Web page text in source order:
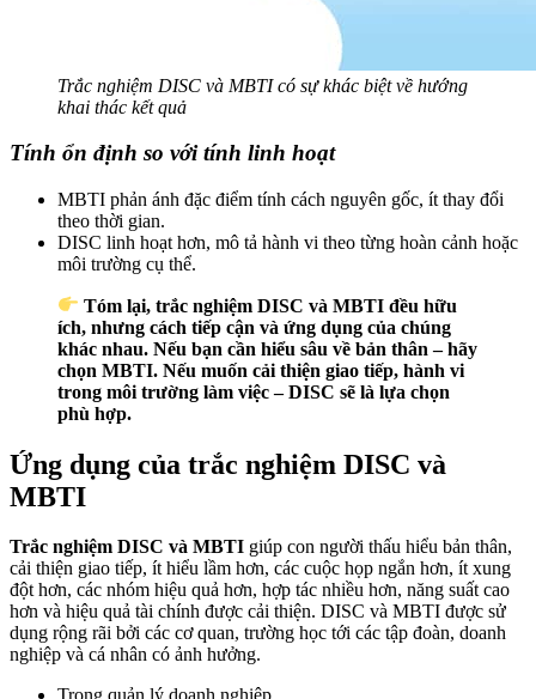
Trắc nghiệm DISC và MBTI có sự khác biệt về hướng
khai thác kết quả
Tính ổn định so với tính linh hoạt
MBTI phản ánh đặc điểm tính cách nguyên gốc, ít thay đổi
theo thời gian.
DISC linh hoạt hơn, mô tả hành vi theo từng hoàn cảnh hoặc
môi trường cụ thể.
Tóm lại, trắc nghiệm DISC và MBTI đều hữu
ích, nhưng cách tiếp cận và ứng dụng của chúng
khác nhau. Nếu bạn cần hiểu sâu về bản thân – hãy
chọn MBTI. Nếu muốn cải thiện giao tiếp, hành vi
trong môi trường làm việc – DISC sẽ là lựa chọn
phù hợp.
Ứng dụng của trắc nghiệm DISC và
MBTI
Trắc nghiệm DISC và MBTI giúp con người thấu hiểu bản thân,
cải thiện giao tiếp, ít hiểu lầm hơn, các cuộc họp ngắn hơn, ít xung
đột hơn, các nhóm hiệu quả hơn, hợp tác nhiều hơn, năng suất cao
hơn và hiệu quả tài chính được cải thiện. DISC và MBTI được sử
dụng rộng rãi bởi các cơ quan, trường học tới các tập đoàn, doanh
nghiệp và cá nhân có ảnh hưởng.